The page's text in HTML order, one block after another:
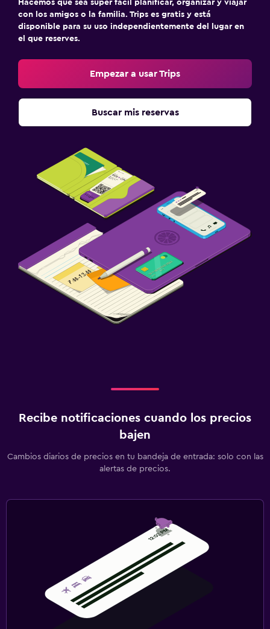
Hacemos que sea súper fácil planificar, organizar y viajar
con los amigos o la familia. Trips es gratis y está
disponible para su uso independientemente del lugar en
el que reserves.
Empezar a usar Trips
Buscar mis reservas
Recibe notificaciones cuando los precios
bajen
Cambios diarios de precios en tu bandeja de entrada: solo con las
alertas de precios.